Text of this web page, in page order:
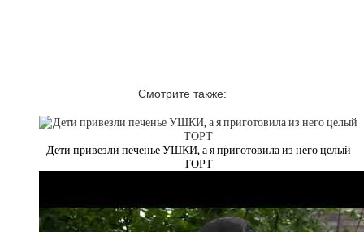
Смотрите также:
Дети привезли печенье УШКИ, а я приготовила из него целый
ТОРТ